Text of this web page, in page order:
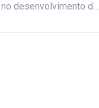
desenvolvimento de